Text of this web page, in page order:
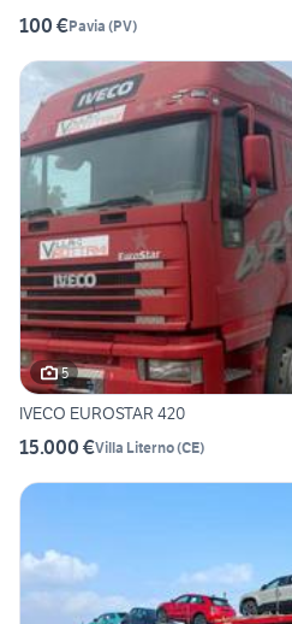
100 €Pavia (PV)
5
IVECO EUROSTAR 420
15.000 €Villa Literno(CE)